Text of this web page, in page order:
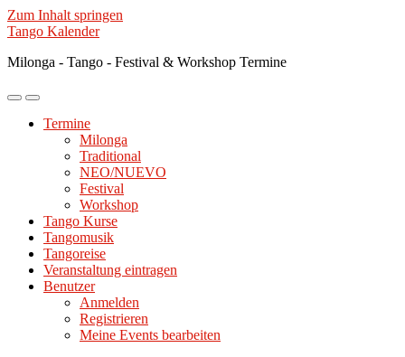
Zum Inhalt springen
Tango Kalender
Milonga - Tango - Festival & Workshop Termine
Mobile-
ein-/ausblenden
Suchfeld
ein-/ausblenden
Termine
Milonga
Traditional
NEO/NUEVO
Festival
Workshop
Tango Kurse
Tangomusik
Tangoreise
Veranstaltung eintragen
Benutzer
Anmelden
Registrieren
Meine Events bearbeiten